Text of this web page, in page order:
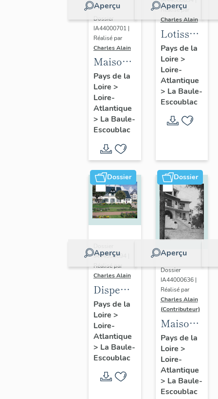
Aperçu
Dossier
IA44000701 |
Réalisé par
Charles Alain
Maison
dite villa
balnéaire
Ohentzea,
7 avenue
Professeur-
Thiroloix
Pays de la
Loire >
Loire-
Atlantique
> La Baule-
Escoublac
Aperçu
Réalisé par
Charles Alain
concerté
Benoit
Pays de la
Loire >
Loire-
Atlantique
> La Baule-
Escoublac
Dossier
Aperçu
IA44000694 |
Réalisé par
Charles Alain
Dispensaire
dit
Fondation
la
Pérousse
puis
Dispensaire
d'hygiène
Pays de la
Loire >
Loire-
Atlantique
> La Baule-
Escoublac
Dossier
Aperçu
Dossier
IA44000636 |
Réalisé par
Charles Alain
(Contributeur)
Maison
dite villa
balnéaire
Cybèle, 1
avenue
Hoëdic
Pays de la
Loire >
Loire-
Atlantique
> La Baule-
Escoublac